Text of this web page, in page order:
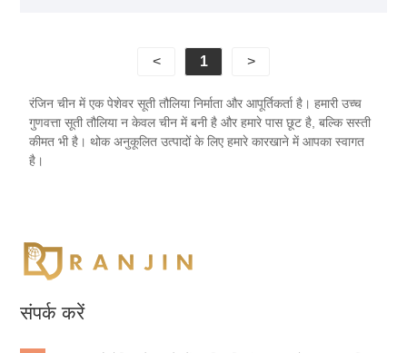
< 1 >
रंजिन चीन में एक पेशेवर सूती तौलिया निर्माता और आपूर्तिकर्ता है। हमारी उच्च
गुणवत्ता सूती तौलिया न केवल चीन में बनी है और हमारे पास छूट है, बल्कि सस्ती
कीमत भी है। थोक अनुकूलित उत्पादों के लिए हमारे कारखाने में आपका स्वागत
है।
संपर्क करें